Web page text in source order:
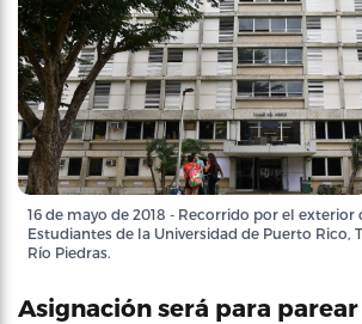
16 de mayo de 2018 - Recorrido por el exterior
Estudiantes de la Universidad de Puerto Rico,
Río Piedras.
Asignación será para